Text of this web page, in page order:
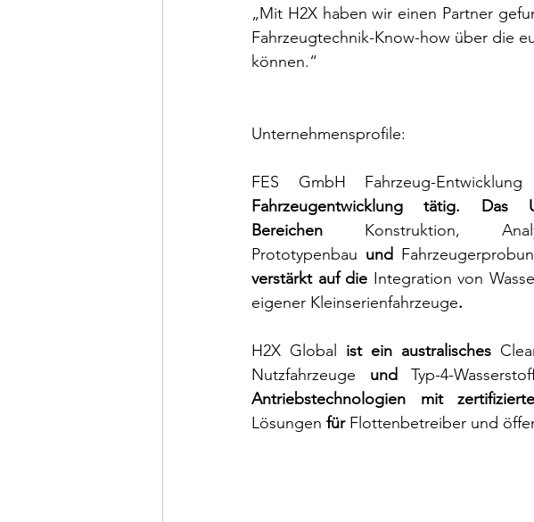
„Mit H2X haben wir einen Partner
Fahrzeugtechnik-Know-how über die
können.“
Unternehmensprofile:
FES GmbH Fahrzeug-Entwicklung
Fahrzeugentwicklung tätig.
Bereichen Konstruktion,
Prototypenbau und
verstärkt auf die Integration von
eigener Kleinserienfahrzeuge.
H2X Global ist ein australisches
Nutzfahrzeuge und Typ-4-
Antriebstechnologien mit
Lösungen für Flottenbetreiber und